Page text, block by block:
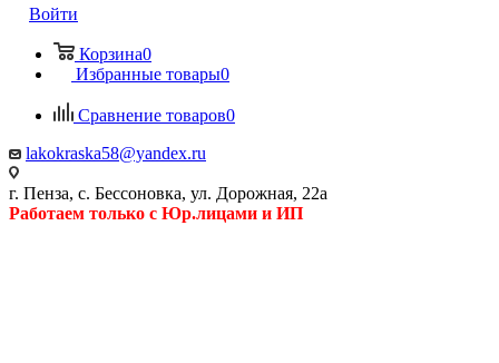
Войти
Корзина0
Избранные товары0
Сравнение товаров0
lakokraska58@yandex.ru
г. Пенза, с. Бессоновка, ул. Дорожная, 22а
Работаем только с Юр.лицами и ИП